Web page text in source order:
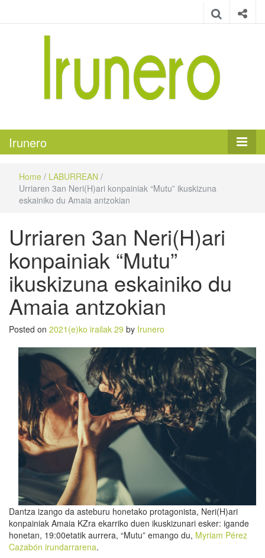
Irunero
Home / LABURREAN /
Urriaren 3an Neri(H)ari konpainiak “Mutu” ikuskizuna
eskainiko du Amaia antzokian
Urriaren 3an Neri(H)ari
konpainiak “Mutu”
ikuskizuna eskainiko du
Amaia antzokian
Posted on 2021(e)ko irailak 29 by Irunero
Dantza izango da asteburu honetako protagonista, Neri(H)ari
konpainiak Amaia KZra ekarriko duen ikuskizunari esker: igande
honetan, 19:00etatik aurrera, “Mutu” emango du, Myriam Pérez
Cazabón irundarrarena.